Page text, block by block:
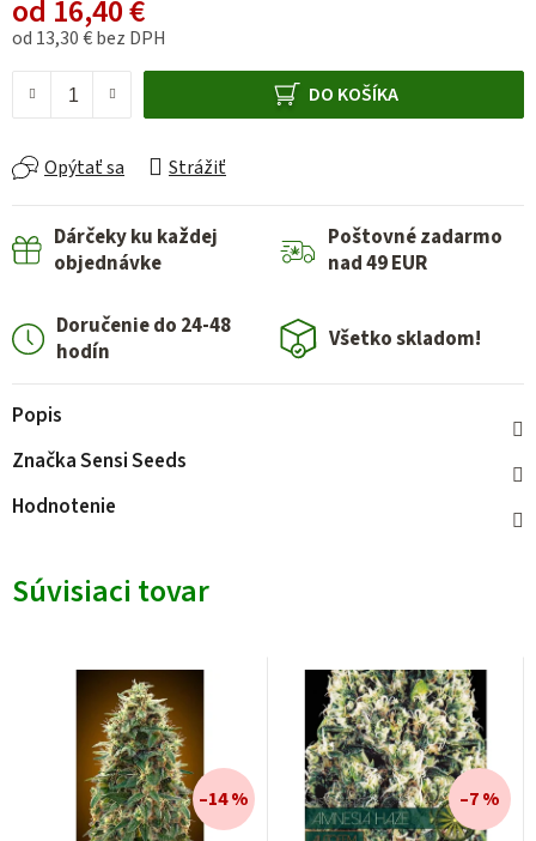
od 16,40 €
od 13,30 €bez DPH
DO KOŠÍKA
Opýtať sa Strážiť
Dárčeky ku každej
objednávke
Poštovné zadarmo
nad 49 EUR
Doručenie do 24-48
hodín
Všetko skladom!
Popis
ZnačkaSensi Seeds
Hodnotenie
Súvisiaci tovar
–14 % –7 %